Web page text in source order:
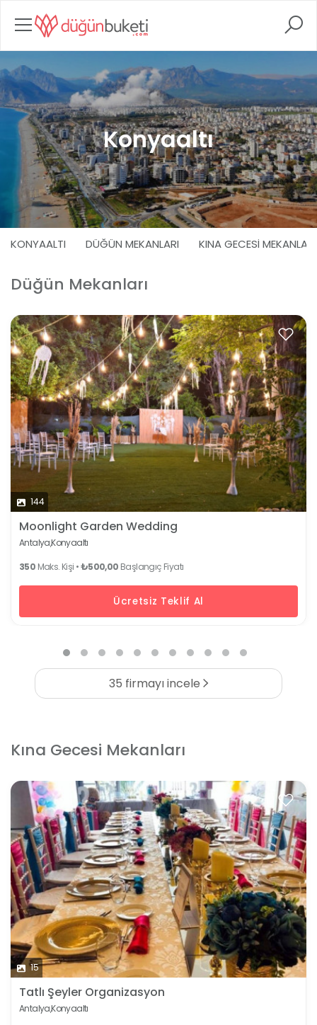
Konyaaltı
KONYAALTI DÜĞÜN MEKANLARI KINA GECESI MEKANLARI
Düğün Mekanları
144
Moonlight Garden Wedding
Antalya,Konyaaltı
350 Maks. Kişi •₺500,00 Başlangıç Fiyatı
Ücretsiz Teklif Al
35 firmayı incele
Kına Gecesi Mekanları
15
Tatlı Şeyler Organizasyon
Antalya,Konyaaltı